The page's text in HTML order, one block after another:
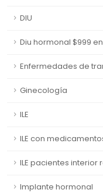
DIU
Diu hormonal $999 en
Enfermedades de
Ginecología
ILE
ILE con
ILE pacientes interior
Implante hormonal